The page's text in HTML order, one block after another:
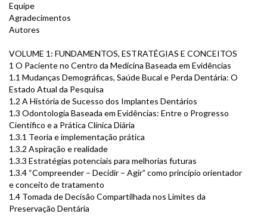
Equipe
Agradecimentos
Autores
VOLUME 1: FUNDAMENTOS, ESTRATÉGIAS E CONCEITOS
1 O Paciente no Centro da Medicina Baseada em Evidências
1.1 Mudanças Demográficas, Saúde Bucal e Perda Dentária: O
Estado Atual da Pesquisa
1.2 A História de Sucesso dos Implantes Dentários
1.3 Odontologia Baseada em Evidências: Entre o Progresso
Científico e a Prática Clínica Diária
1.3.1 Teoria e implementação prática
1.3.2 Aspiração e realidade
1.3.3 Estratégias potenciais para melhorias futuras
1.3.4 “Compreender – Decidir – Agir” como princípio orientador
e conceito de tratamento
1.4 Tomada de Decisão Compartilhada nos Limites da
Preservação Dentária